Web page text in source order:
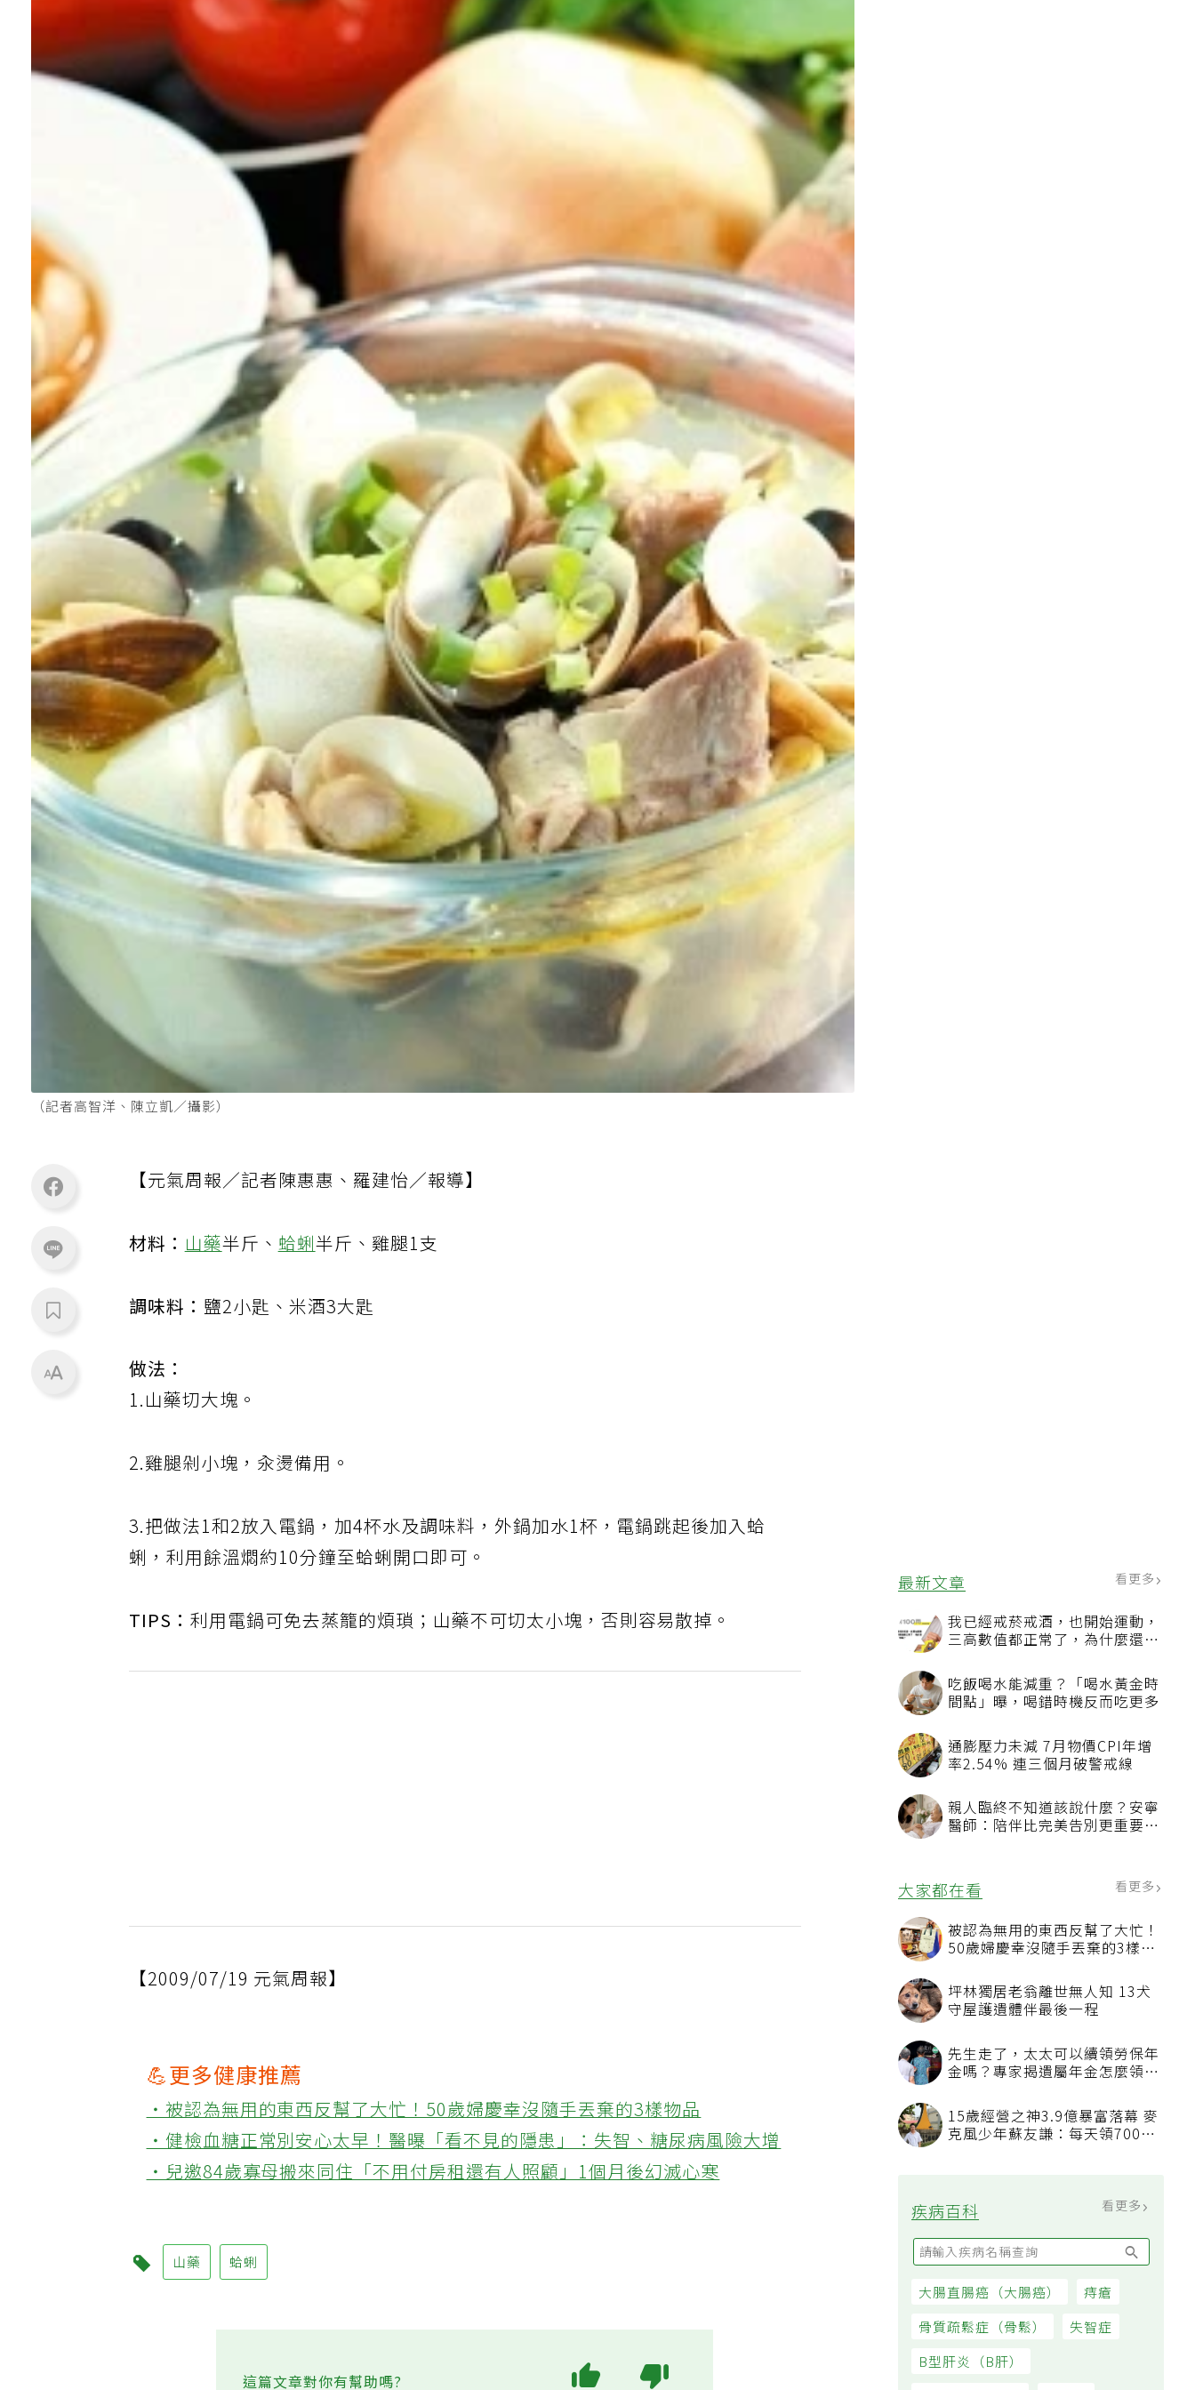
最新文章 看更多
我已經戒菸戒酒，也開始運動，
三高數值都正常了，為什麼還不
吃飯喝水能減重？「喝水黃金時
間點」曝，喝錯時機反而吃更多
通膨壓力未減 7月物價CPI年增
率2.54% 連三個月破警戒線
親人臨終不知道該說什麼？安寧
醫師：陪伴比完美告別更重要，
大家都在看
被認為無用的東西反幫了大忙！
50歲婦慶幸沒隨手丟棄的3樣物
坪林獨居老翁離世無人知 13犬
守屋護遺體伴最後一程
先生走了，太太可以續領勞保年
15歲經營之神3.9億暴富落幕 麥
克風少年蘇友謙：每天領700元
疾病百科
（記者高智洋、陳立凱／攝影）
【元氣周報／記者陳惠惠、羅建怡／報導】
材料：山藥半斤、蛤蜊半斤、雞腿1支
調味料：鹽2小匙、米酒3大匙
做法：
1.山藥切大塊。
2.雞腿剁小塊，汆燙備用。
3.把做法1和2放入電鍋，加4杯水及調味料，外鍋加水1杯，電鍋跳起後加入蛤
蜊，利用餘溫燜約10分鐘至蛤蜊開口即可。
TIPS：利用電鍋可免去蒸籠的煩瑣；山藥不可切太小塊，否則容易散掉。
【2009/07/19 元氣周報】
💪更多健康推薦
‧被認為無用的東西反幫了大忙！50歲婦慶幸沒隨手丟棄的3樣物品
‧健檢血糖正常別安心太早！醫曝「看不見的隱患」：失智、糖尿病風險大增
‧兒邀84歲寡母搬來同住「不用付房租還有人照顧」1個月後幻滅心寒
山藥 蛤蜊